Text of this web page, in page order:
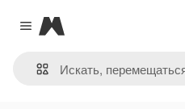
Close menu
Magnific